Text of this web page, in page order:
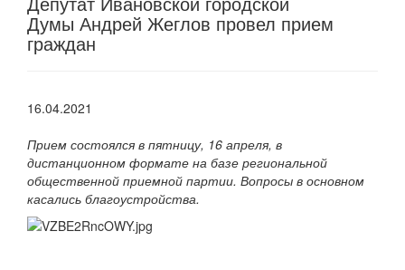
Думы Андрей Жеглов провел прием
граждан
16.04.2021
Прием состоялся в пятницу, 16 апреля, в
дистанционном формате на базе региональной
общественной приемной партии. Вопросы в основном
касались благоустройства.